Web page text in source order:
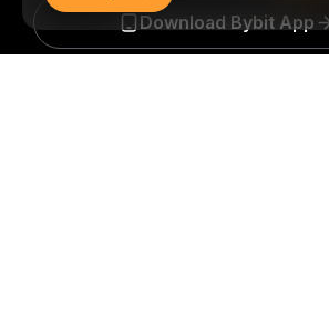
Download Bybit App